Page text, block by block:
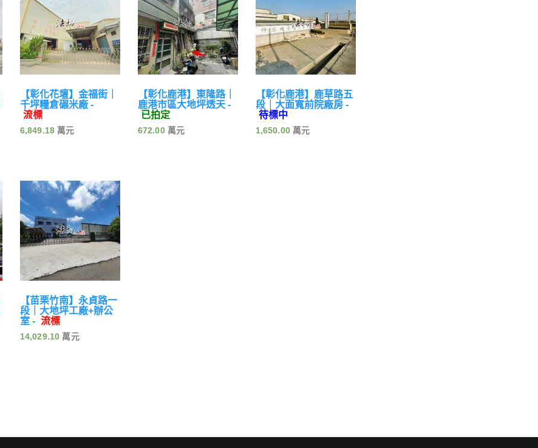
【彰化花壇】金福街｜
千坪糧倉碾米廠 -
流標
6,849.18
【彰化鹿港】東隆路｜
鹿港市區大地坪透天 -
已拍定
672.00
【彰化鹿港】鹿草路五
段｜大面寬前院廠房 -
待標中
1,650.00
【苗栗竹南】永貞路一
段｜大地坪工廠+辦公
室 - 流標
14,029.10